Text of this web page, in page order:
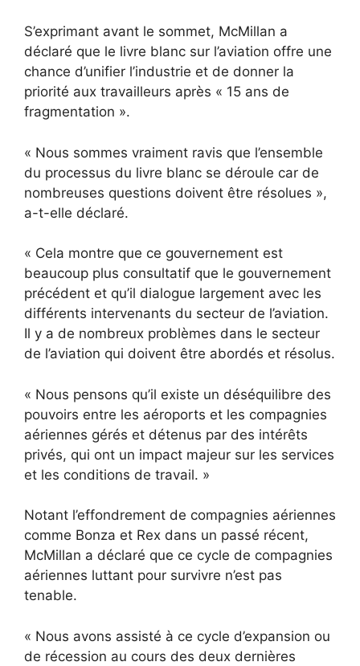
S’exprimant avant le sommet, McMillan a
déclaré que le livre blanc sur l’aviation offre une
chance d’unifier l’industrie et de donner la
priorité aux travailleurs après « 15 ans de
fragmentation ».
« Nous sommes vraiment ravis que l’ensemble
du processus du livre blanc se déroule car de
nombreuses questions doivent être résolues »,
a-t-elle déclaré.
« Cela montre que ce gouvernement est
beaucoup plus consultatif que le gouvernement
précédent et qu’il dialogue largement avec les
différents intervenants du secteur de l’aviation.
Il y a de nombreux problèmes dans le secteur
de l’aviation qui doivent être abordés et résolus.
« Nous pensons qu’il existe un déséquilibre des
pouvoirs entre les aéroports et les compagnies
aériennes gérés et détenus par des intérêts
privés, qui ont un impact majeur sur les services
et les conditions de travail. »
Notant l’effondrement de compagnies aériennes
comme Bonza et Rex dans un passé récent,
McMillan a déclaré que ce cycle de compagnies
aériennes luttant pour survivre n’est pas
tenable.
« Nous avons assisté à ce cycle d’expansion ou
de récession au cours des deux dernières